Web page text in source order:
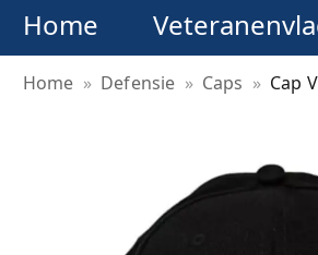
Home
Home » Defensie » Caps » Cap